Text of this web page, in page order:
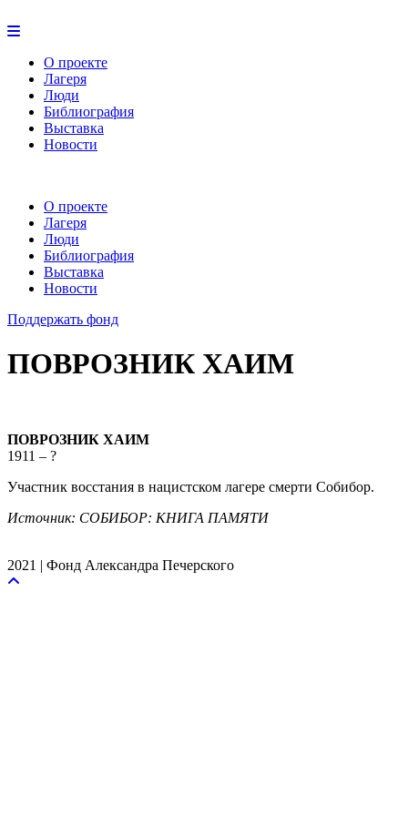
О проекте
Лагеря
Люди
Библиография
Выставка
Новости
О проекте
Лагеря
Люди
Библиография
Выставка
Новости
Поддержать фонд
ПОВРОЗНИК ХАИМ
ПОВРОЗНИК ХАИМ
1911 – ?
Участник восстания в нацистском лагере смерти Собибор.
Источник: СОБИБОР: КНИГА ПАМЯТИ
2021 | Фонд Александра Печерского